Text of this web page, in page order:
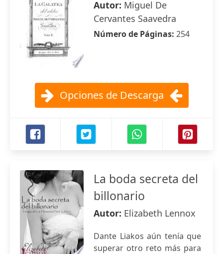
Autor: Miguel De
Cervantes Saavedra
Número de Páginas: 254
Opciones de Descarga
La boda secreta del
billonario
Autor: Elizabeth Lennox
Dante Liakos aún tenía que
superar otro reto más para